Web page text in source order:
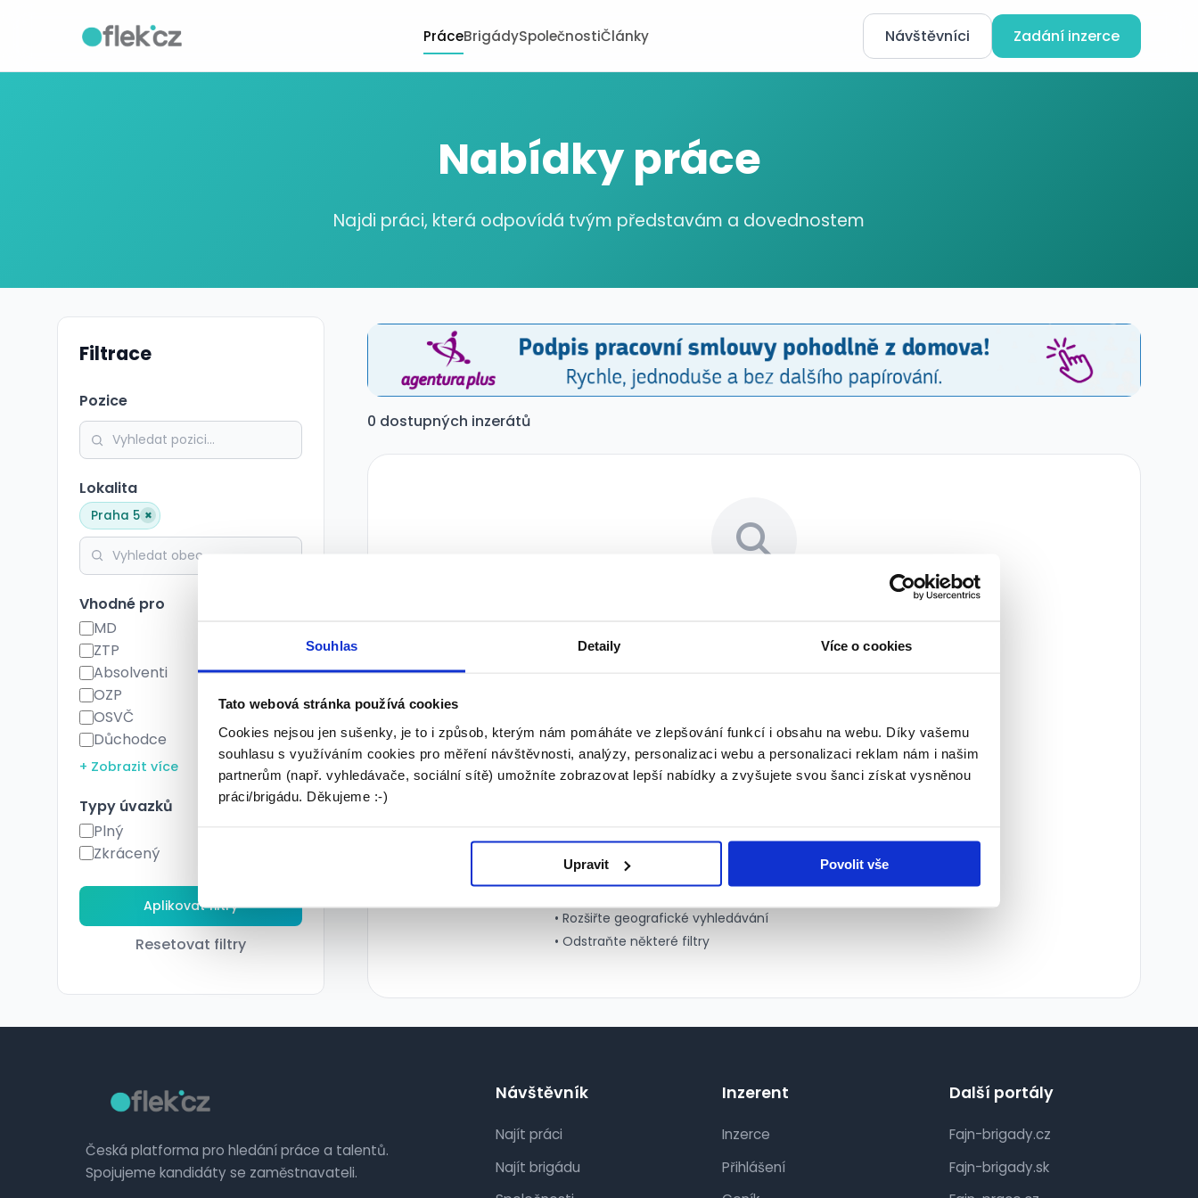
Souhlas Detaily Více o cookies
Tato webová stránka používá cookies
Cookies nejsou jen sušenky, je to i způsob, kterým nám pomáháte ve zlepšování funkcí i obsahu na webu. Díky vašemu
souhlasu s využíváním cookies pro měření návštěvnosti, analýzy, personalizaci webu a personalizaci reklam nám i našim
partnerům (např. vyhledávače, sociální sítě) umožníte zobrazovat lepší nabídky a zvyšujete svou šanci získat vysněnou
práci/brigádu. Děkujeme :-)
Upravit Povolit vše
PráceBrigádySpolečnostiČlánky Návštěvníci Zadání inzerce
Nabídky práce
Najdi práci, která odpovídá tvým představám a dovednostem
Filtrace
Pozice
Lokalita
Praha 5 ×
Vhodné pro
MD
ZTP
Absolventi
OZP
OSVČ
Důchodce
+ Zobrazit více
Typy úvazků
Plný
Zkrácený
Resetovat filtry
0 dostupných inzerátů
Resetovat filtry
Tipy pro lepší výsledky:
• Rozšiřte geografické vyhledávání
• Odstraňte některé filtry
Česká platforma pro hledání práce a talentů.
Spojujeme kandidáty se zaměstnavateli.
Návštěvník
Najít práci
Najít brigádu
Inzerent
Inzerce
Přihlášení
Další portály
Fajn-brigady.cz
Fajn-brigady.sk